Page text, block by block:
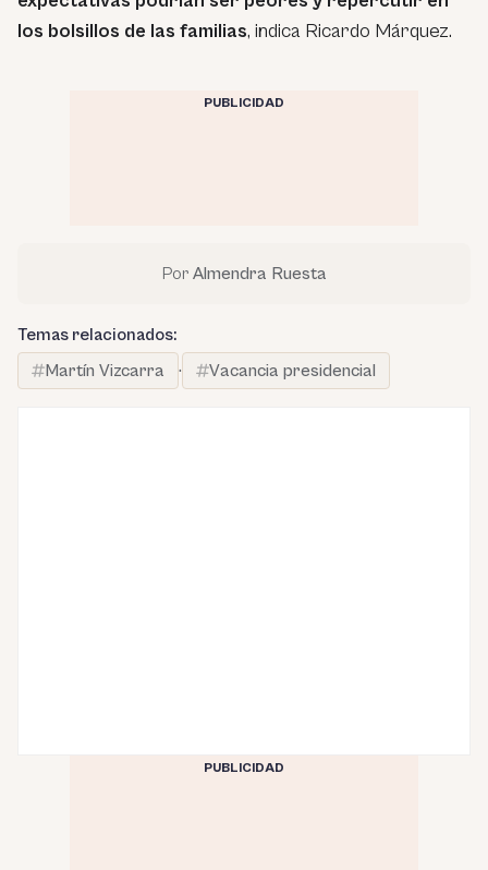
los bolsillos de las familias, indica Ricardo Márquez.
PUBLICIDAD
Por Almendra Ruesta
Temas relacionados:
Martín Vizcarra
· Vacancia presidencial
PUBLICIDAD